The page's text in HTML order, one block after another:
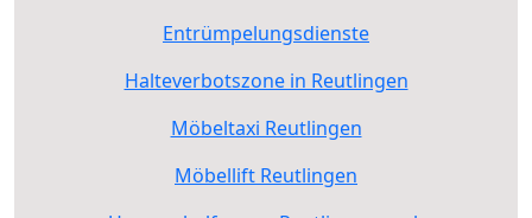
Entrümpelungsdienste
Halteverbotszone in Reutlingen
Möbeltaxi Reutlingen
Möbellift Reutlingen